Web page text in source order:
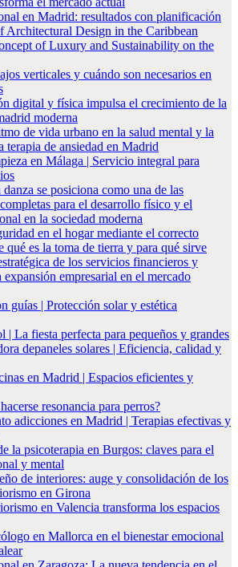
en Madrid: resultados con planificación
Architectural Design in the Caribbean
of Luxury and Sustainability on the
verticales y cuándo son necesarios en
digital y física impulsa el crecimiento de la
moderna
de vida urbano en la salud mental y la
terapia de ansiedad en Madrid
en Málaga | Servicio integral para
se posiciona como una de las
para el desarrollo físico y el
en la sociedad moderna
en el hogar mediante el correcto
qué es la toma de tierra y para qué sirve
de los servicios financieros y
expansión empresarial en el mercado
guías | Protección solar y estética
| La fiesta perfecta para pequeños y grandes
depaneles solares | Eficiencia, calidad y
en Madrid | Espacios eficientes y
resonancia para perros?
adicciones en Madrid | Terapias efectivas y
la psicoterapia en Burgos: claves para el
y mental
de interiores: auge y consolidación de los
en Girona
en Valencia transforma los espacios
en Mallorca en el bienestar emocional